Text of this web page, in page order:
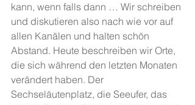
kann, wenn falls dann … Wir schreiben
und diskutieren also nach wie vor auf
allen Kanälen und halten schön
Abstand. Heute beschreiben wir Orte,
die sich während den letzten Monaten
verändert haben. Der
Sechseläutenplatz, die Seeufer, das